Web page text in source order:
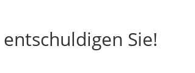
Sie!